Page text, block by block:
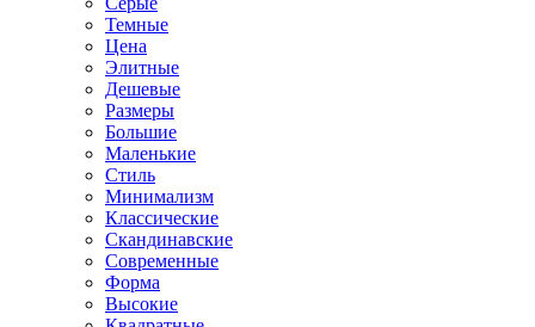
Темные
Цена
Элитные
Дешевые
Размеры
Большие
Маленькие
Стиль
Минимализм
Классические
Скандинавские
Современные
Форма
Высокие